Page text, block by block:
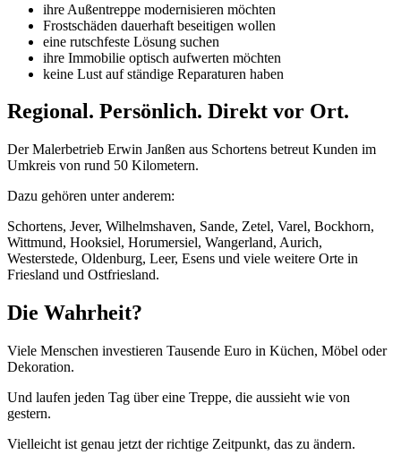
ihre Außentreppe modernisieren möchten
Frostschäden dauerhaft beseitigen wollen
eine rutschfeste Lösung suchen
ihre Immobilie optisch aufwerten möchten
keine Lust auf ständige Reparaturen haben
Regional. Persönlich. Direkt vor Ort.
Der Malerbetrieb Erwin Janßen aus Schortens betreut Kunden im
Umkreis von rund 50 Kilometern.
Dazu gehören unter anderem:
Schortens, Jever, Wilhelmshaven, Sande, Zetel, Varel, Bockhorn,
Wittmund, Hooksiel, Horumersiel, Wangerland, Aurich,
Westerstede, Oldenburg, Leer, Esens und viele weitere Orte in
Friesland und Ostfriesland.
Die Wahrheit?
Viele Menschen investieren Tausende Euro in Küchen, Möbel oder
Dekoration.
Und laufen jeden Tag über eine Treppe, die aussieht wie von
gestern.
Vielleicht ist genau jetzt der richtige Zeitpunkt, das zu ändern.